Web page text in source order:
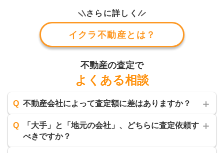
さらに詳しく
イクラ不動産とは？
不動産の査定で
よくある相談
Q 不動産会社によって査定額に差はありますか？
Q
「大手」と「地元の会社」、どちらに査定依頼す
べきですか？